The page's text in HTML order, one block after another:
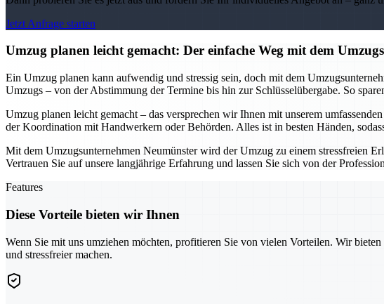
Jetzt Anfrage starten
Umzug planen leicht gemacht: Der einfache Weg mit dem
Ein Umzug planen kann aufwendig und stressig sein, doch mit dem
Umzugs – von der Abstimmung der Termine bis hin zur Schlüsselübergabe. So
Umzug planen leicht gemacht – das versprechen wir Ihnen mit unserem
der Koordination mit Handwerkern oder Behörden. Alles ist in besten Händen,
Mit dem Umzugsunternehmen Neumünster wird der Umzug zu einem stressfreien
Vertrauen Sie auf unsere langjährige Erfahrung und lassen Sie sich von der
Features
Diese Vorteile bieten wir Ihnen
Wenn Sie mit uns umziehen möchten, profitieren Sie von vielen Vorteilen. Wir
und stressfreier machen.